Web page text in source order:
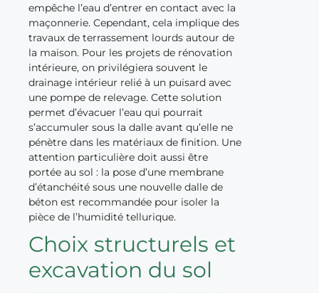
empêche l’eau d’entrer en contact avec la
maçonnerie. Cependant, cela implique des
travaux de terrassement lourds autour de
la maison. Pour les projets de rénovation
intérieure, on privilégiera souvent le
drainage intérieur relié à un puisard avec
une pompe de relevage. Cette solution
permet d’évacuer l’eau qui pourrait
s’accumuler sous la dalle avant qu’elle ne
pénètre dans les matériaux de finition. Une
attention particulière doit aussi être
portée au sol : la pose d’une membrane
d’étanchéité sous une nouvelle dalle de
béton est recommandée pour isoler la
pièce de l’humidité tellurique.
Choix structurels et
excavation du sol